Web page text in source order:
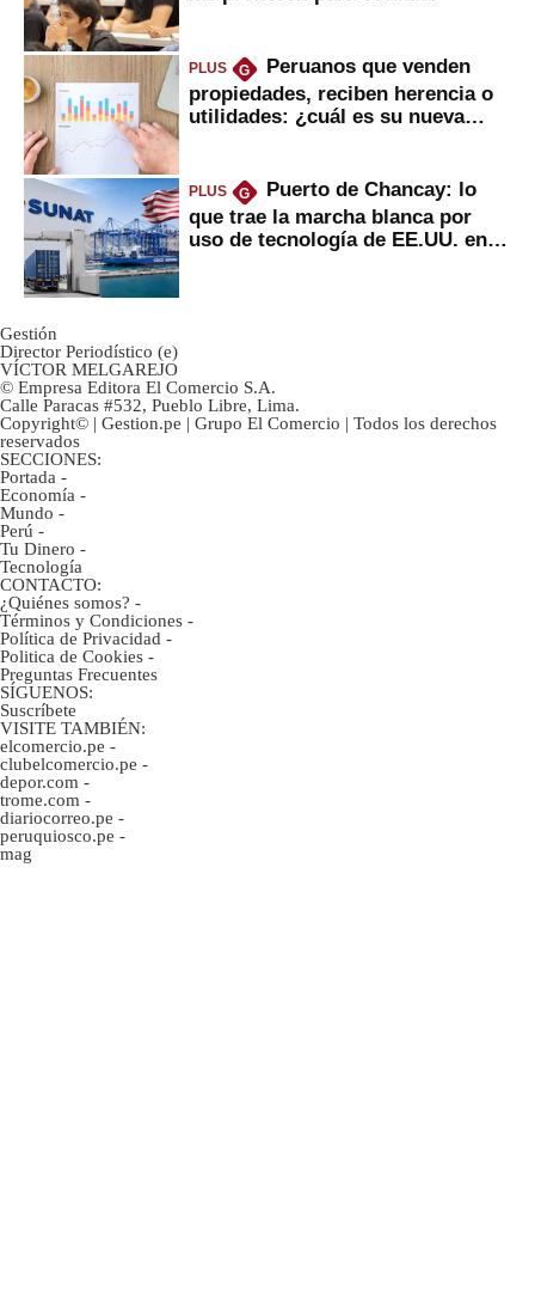
PLUS G
Peruanos que venden
propiedades, reciben herencia o
utilidades: ¿cuál es su nueva
PLUS G
Puerto de Chancay: lo
que trae la marcha blanca por
uso de tecnología de EE.UU. en
Gestión
Director Periodístico (e)
VÍCTOR MELGAREJO
© Empresa Editora El Comercio S.A.
Calle Paracas #532, Pueblo Libre, Lima.
Copyright© | Gestion.pe | Grupo El Comercio | Todos los derechos
reservados
SECCIONES:
Portada -
Economía -
Mundo -
Perú -
Tu Dinero -
Tecnología
CONTACTO:
¿Quiénes somos? -
Términos y Condiciones -
Política de Privacidad -
Politica de Cookies -
Preguntas Frecuentes
SÍGUENOS:
Suscríbete
VISITE TAMBIÉN:
elcomercio.pe -
clubelcomercio.pe -
depor.com -
trome.com -
diariocorreo.pe -
peruquiosco.pe -
mag